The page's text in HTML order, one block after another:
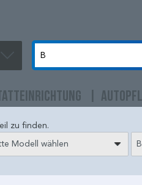
zu finden.
Modell wählen